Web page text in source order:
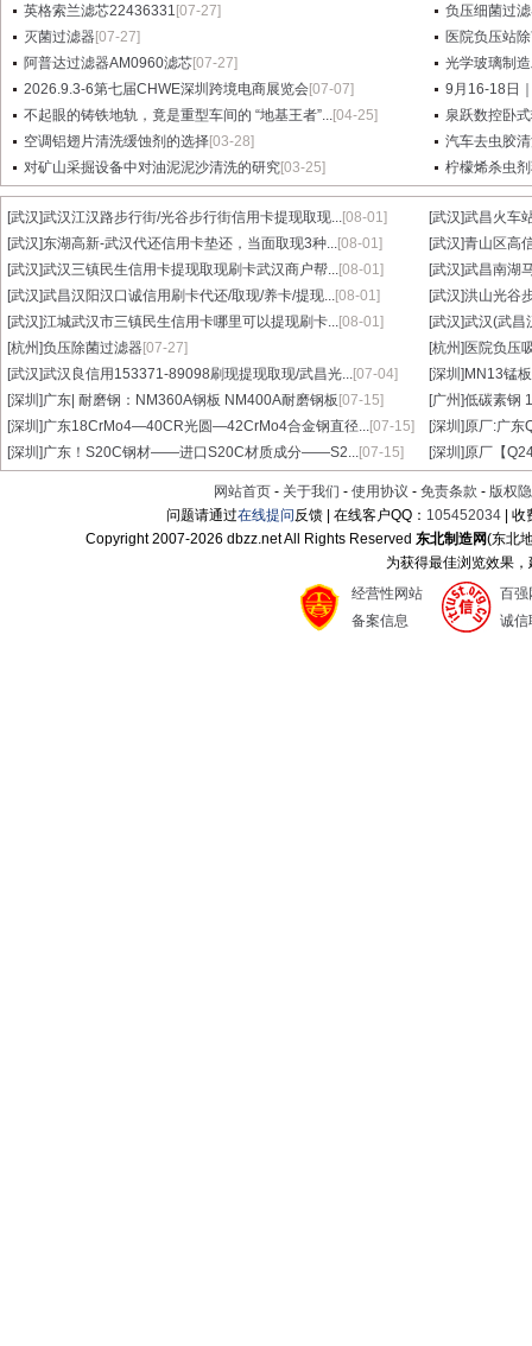
英格索兰滤芯22436331 [07-27]
负压细菌过
灭菌过滤器[07-27]
医院负压站
阿普达过滤器AM0960滤芯[07-27]
光学玻璃制
2026.9.3-6第七届CHWE深圳跨境电商展览会[07-07]
9月16-18日
不起眼的铸铁地轨，竟是重型车间的 “地基王者”...[04-25]
泉跃数控卧
空调铝翅片清洗缓蚀剂的选择[03-28]
汽车去虫胶
对矿山采掘设备中对油泥泥沙清洗的研究[03-25] 柠檬烯杀虫
[武汉]武汉江汉路步行街/光谷步行街信用卡提现取现...[08-01] [武汉]武昌火车
[武汉]东湖高新-武汉代还信用卡垫还，当面取现3种...[08-01] [武汉]青山区高
[武汉]武汉三镇民生信用卡提现取现刷卡武汉商户帮...[08-01] [武汉]武昌南湖
[武汉]武昌汉阳汉口诚信用刷卡代还/取现/养卡/提现...[08-01] [武汉]洪山光谷
[武汉]江城武汉市三镇民生信用卡哪里可以提现刷卡...[08-01] [武汉]武汉(武昌
[杭州]负压除菌过滤器[07-27] [杭州] 医院负压
[武汉]武汉良信用153371-89098刷现提现取现/武昌光...[07-04] [深圳] MN13锰
[深圳]广东| 耐磨钢：NM360A钢板 NM400A耐磨钢板 [07-15] [广州]低碳素钢
[深圳]广东18CrMo4—40CR光圆—42CrMo4合金钢直径...[07-15] [深圳]原厂:广东
[深圳]广东！S20C钢材——进口S20C材质成分——S2...[07-15] [深圳]原厂【
网站首页 - 关于我们 - 使用协议 - 免责条款 - 版权
问题请通过在线提问反馈 | 在线客户QQ： 105452034 |
Copyright 2007-2026 dbzz.net All Rights Reserved东北制造网(东北
为获得最佳浏览效果
经营性网站
备案信息
百强
诚信